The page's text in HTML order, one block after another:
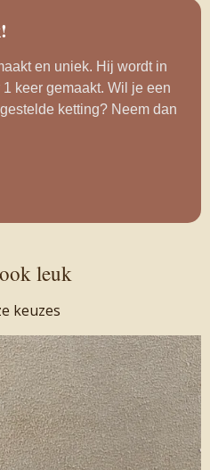
en uniek. Hij wordt in
keer gemaakt. Wil je een
ketting? Neem dan
leuk
keuzes